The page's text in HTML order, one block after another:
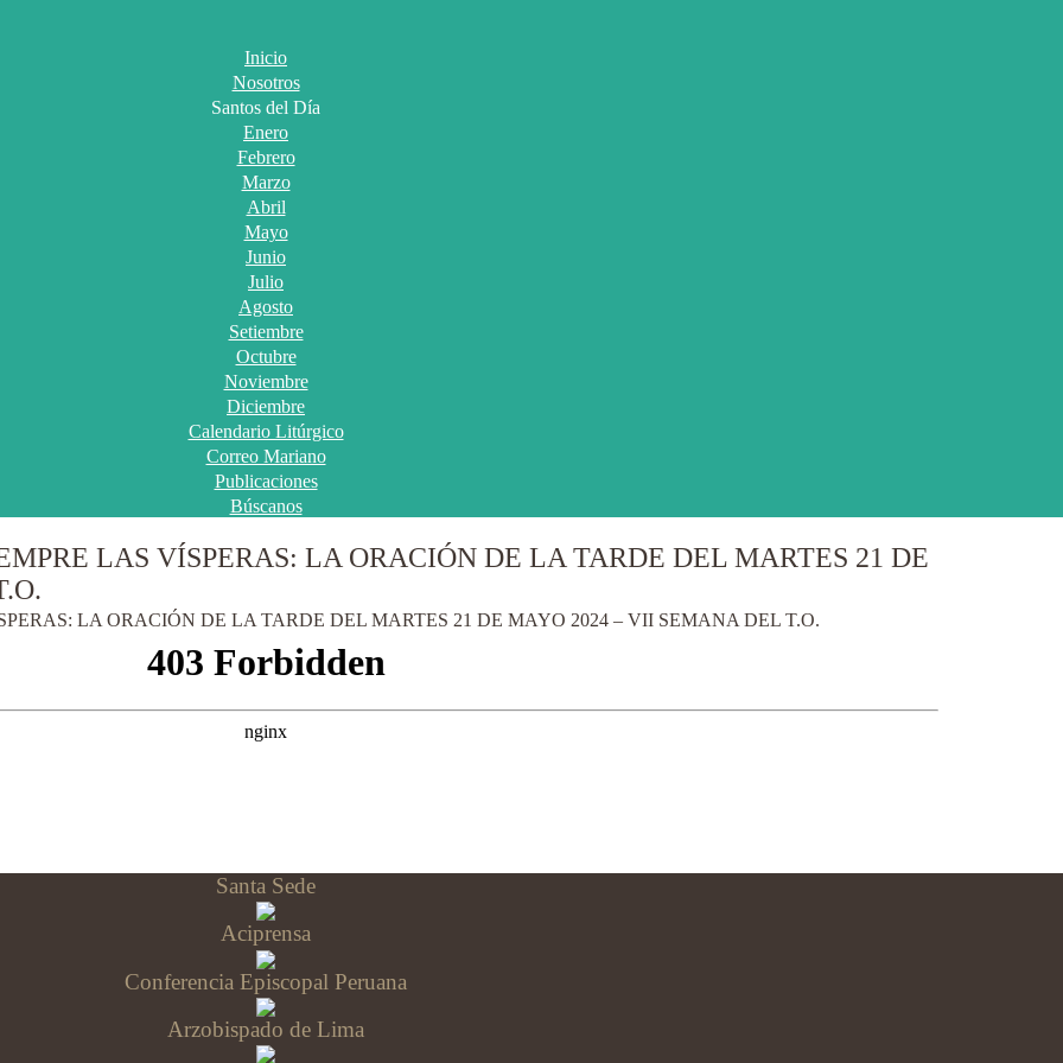
Inicio
Nosotros
Santos del Día
Enero
Febrero
Marzo
Abril
Mayo
Junio
Julio
Agosto
Setiembre
Octubre
Noviembre
Diciembre
Calendario Litúrgico
Correo Mariano
Publicaciones
Búscanos
LAS VÍSPERAS: LA ORACIÓN DE LA TARDE DEL MARTES 21 DE
LA ORACIÓN DE LA TARDE DEL MARTES 21 DE MAYO 2024 – VII SEMANA DEL T.O.
Santa Sede
Aciprensa
Conferencia Episcopal Peruana
Arzobispado de Lima